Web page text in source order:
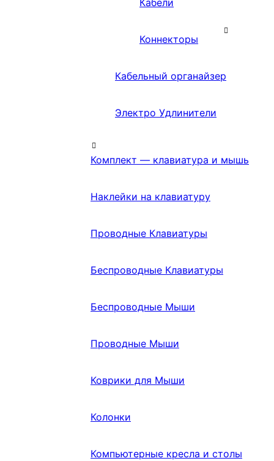
Кабели
Коннекторы
Кабельный органайзер
Электро Удлинители
Комплект — клавиатура и мышь
Наклейки на клавиатуру
Проводные Клавиатуры
Беспроводные Клавиатуры
Беспроводные Мыши
Проводные Мыши
Коврики для Мыши
Колонки
Компьютерные кресла и столы